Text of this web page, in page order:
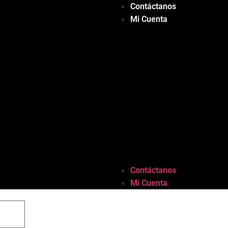
Contáctanos
Mi Cuenta
Contáctanos
Mi Cuenta